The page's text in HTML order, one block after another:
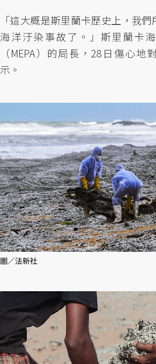
「這大概是斯里蘭卡歷史上，我
海洋汙染事故了。」斯里蘭卡
（MEPA）的局長，28日傷心地
示。
圖／法新社